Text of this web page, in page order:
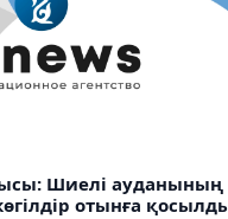
Шиелі ауданының
отынға